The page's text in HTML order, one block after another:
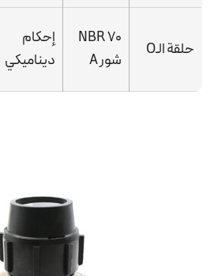
حلقة الـO
NBR 70
شور A
إحكام
ديناميكي